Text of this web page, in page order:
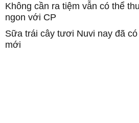
Không cần ra tiệm vẫn có thể
ngon với CP
Sữa trái cây tươi Nuvi nay đã
mới